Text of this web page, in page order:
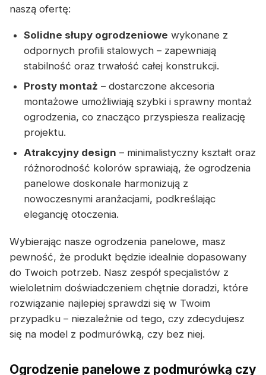
naszą ofertę:
Solidne słupy ogrodzeniowe wykonane z
odpornych profili stalowych – zapewniają
stabilność oraz trwałość całej konstrukcji.
Prosty montaż – dostarczone akcesoria
montażowe umożliwiają szybki i sprawny montaż
ogrodzenia, co znacząco przyspiesza realizację
projektu.
Atrakcyjny design – minimalistyczny kształt oraz
różnorodność kolorów sprawiają, że ogrodzenia
panelowe doskonale harmonizują z
nowoczesnymi aranżacjami, podkreślając
elegancję otoczenia.
Wybierając nasze ogrodzenia panelowe, masz
pewność, że produkt będzie idealnie dopasowany
do Twoich potrzeb. Nasz zespół specjalistów z
wieloletnim doświadczeniem chętnie doradzi, które
rozwiązanie najlepiej sprawdzi się w Twoim
przypadku – niezależnie od tego, czy zdecydujesz
się na model z podmurówką, czy bez niej.
Ogrodzenie panelowe z podmurówką czy